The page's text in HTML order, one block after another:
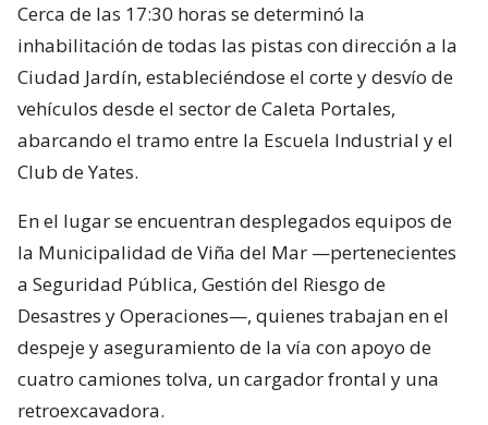
Cerca de las 17:30 horas se determinó la
inhabilitación de todas las pistas con dirección a la
Ciudad Jardín, estableciéndose el corte y desvío de
vehículos desde el sector de Caleta Portales,
abarcando el tramo entre la Escuela Industrial y el
Club de Yates.
En el lugar se encuentran desplegados equipos de
la Municipalidad de Viña del Mar —pertenecientes
a Seguridad Pública, Gestión del Riesgo de
Desastres y Operaciones—, quienes trabajan en el
despeje y aseguramiento de la vía con apoyo de
cuatro camiones tolva, un cargador frontal y una
retroexcavadora.